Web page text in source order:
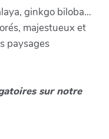
ginkgo biloba…
majestueux et
paysages
sur notre